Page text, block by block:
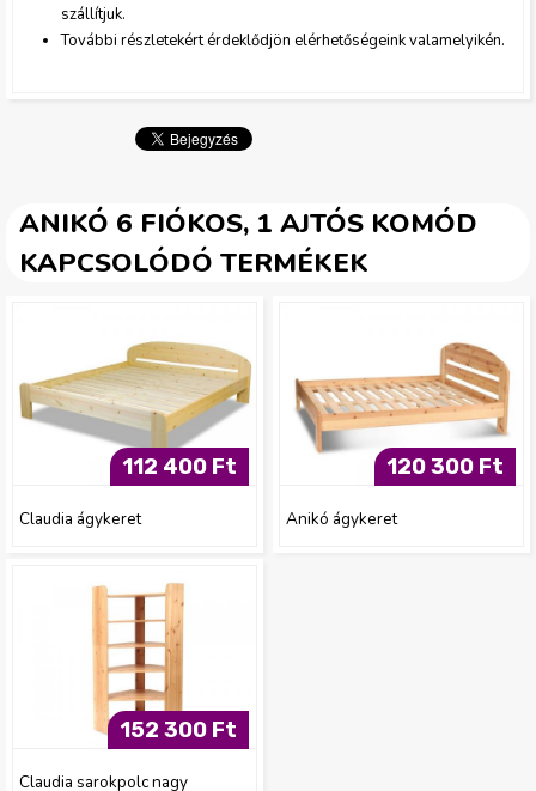
szállítjuk.
További részletekért érdeklődjön elérhetőségeink valamelyikén.
ANIKÓ 6 FIÓKOS, 1 AJTÓS KOMÓD
KAPCSOLÓDÓ TERMÉKEK
112 400 Ft
Claudia ágykeret
120 300 Ft
Anikó ágykeret
152 300 Ft
Claudia sarokpolc nagy